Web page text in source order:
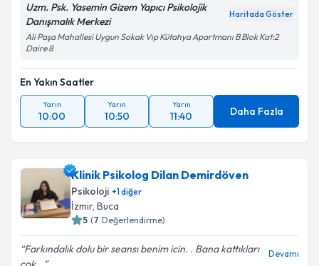
Uzm. Psk. Yasemin Gizem Yapıcı Psikolojik
Danışmalık Merkezi
Haritada Göster
Ali Paşa Mahallesi Uygun Sokak Vıp Kütahya Apartmanı B Blok Kat:2
Daire 8
En Yakın Saatler
Yarın
10:00
Yarın
10:50
Yarın
11:40 Daha Fazla
Klinik Psikolog Dilan Demirdöven
Psikoloji +1diğer
İzmir, Buca
5 (7 Değerlendirme)
Farkındalık dolu bir seansı benim icin. . Bana kattıkları
Devamı